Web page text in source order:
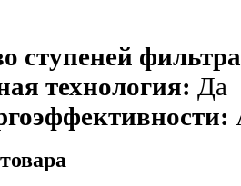
ступеней
технология: Да